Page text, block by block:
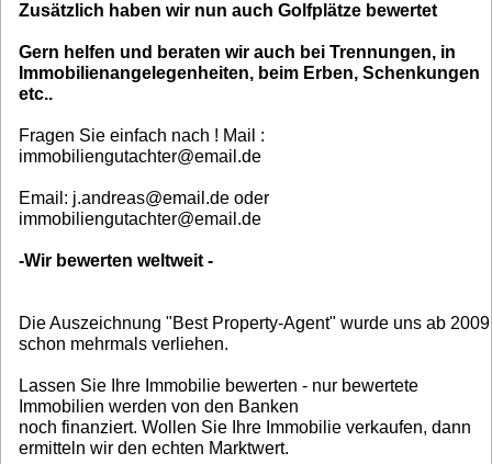
Zusätzlich haben wir nun auch Golfplätze bewertet
Gern helfen und beraten wir auch bei Trennungen, in
Immobilienangelegenheiten, beim Erben, Schenkungen
etc..
Fragen Sie einfach nach ! Mail :
immobiliengutachter@email.de
Email: j.andreas@email.de oder
immobiliengutachter@email.de
-Wir bewerten weltweit -
Die Auszeichnung "Best Property-Agent" wurde uns ab 2009
schon mehrmals verliehen.
Lassen Sie Ihre Immobilie bewerten - nur bewertete
Immobilien werden von den Banken
noch finanziert. Wollen Sie Ihre Immobilie verkaufen, dann
ermitteln wir den echten Marktwert.